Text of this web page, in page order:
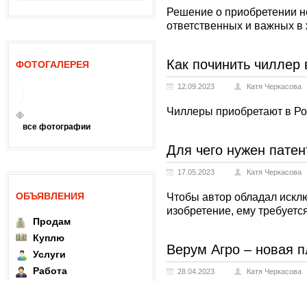
ФОТОГАЛЕРЕЯ
все фотографии
ОБЪЯВЛЕНИЯ
Продам
Куплю
Услуги
Работа
Решение о приобретении
ответственных и важных в
Как починить чиллер
12.09.2023 Катя Черкасова
Чиллеры приобретают в
Для чего нужен
17.05.2023 Катя Черкасова
Чтобы автор обладал
изобретение, ему
Верум Агро – новая
28.04.2023 Катя Черкасова